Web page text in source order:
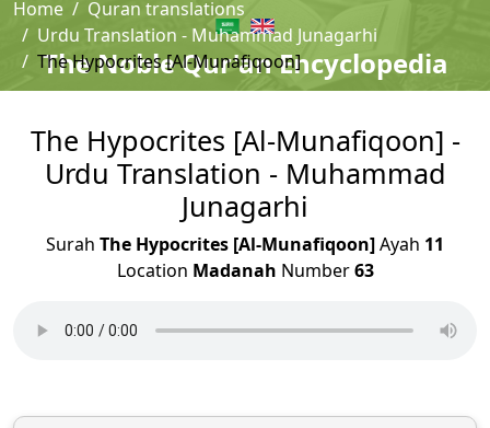
The Noble Qur'an Encyclopedia
Home
Quran translations
Urdu Translation - Muhammad Junagarhi
The Hypocrites [Al-Munafiqoon]
The Hypocrites [Al-Munafiqoon] -
Urdu Translation - Muhammad
Junagarhi
Surah The Hypocrites [Al-Munafiqoon]Ayah 11
Location Madanah Number63